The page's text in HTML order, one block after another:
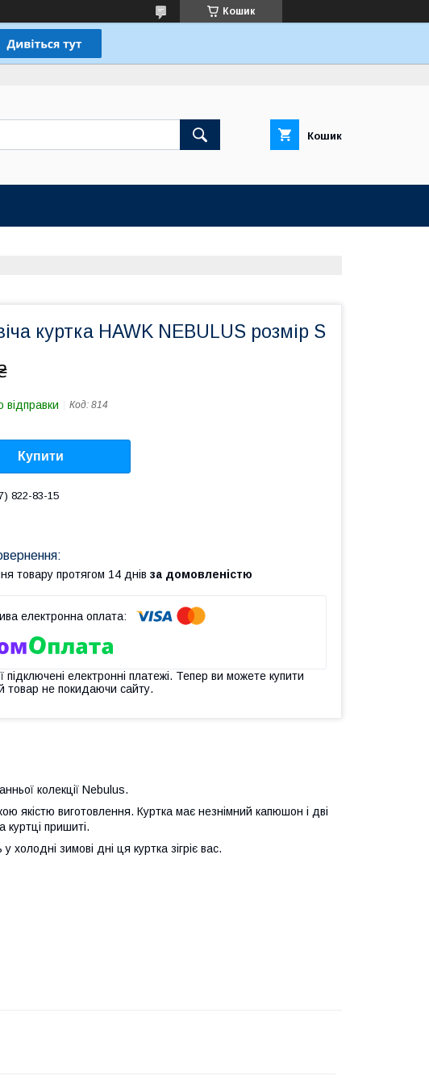
Кошик
Кошик
куртка HAWK NEBULUS розмір S
відправки Код: 814
Купити
822-83-15
товару протягом 14 днів за домовленістю
підключені електронні платежі. Тепер ви можете купити
товар не покидаючи сайту.
колекції Nebulus.
якістю виготовлення. Куртка має незнімний капюшон і дві
куртці пришиті.
зимові дні ця куртка зігріє вас.